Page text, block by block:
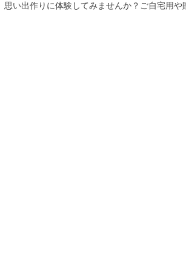
い出作りに体験してみませんか？ご自宅用